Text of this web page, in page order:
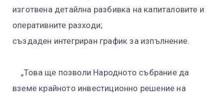
изготвена детайлна разбивка на капиталовите и
оперативните разходи;
създаден интегриран график за изпълнение.
„Това ще позволи Народното събрание да
вземе крайното инвестиционно решение на